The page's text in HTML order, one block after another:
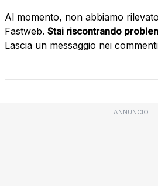
Al momento, non abbiamo
Fastweb. Stai riscontrando
Lascia un messaggio nei
ANNUNCIO